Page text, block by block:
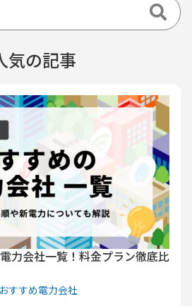
気の記事
力会社一覧！料金プラン徹底比
すすめ電力会社